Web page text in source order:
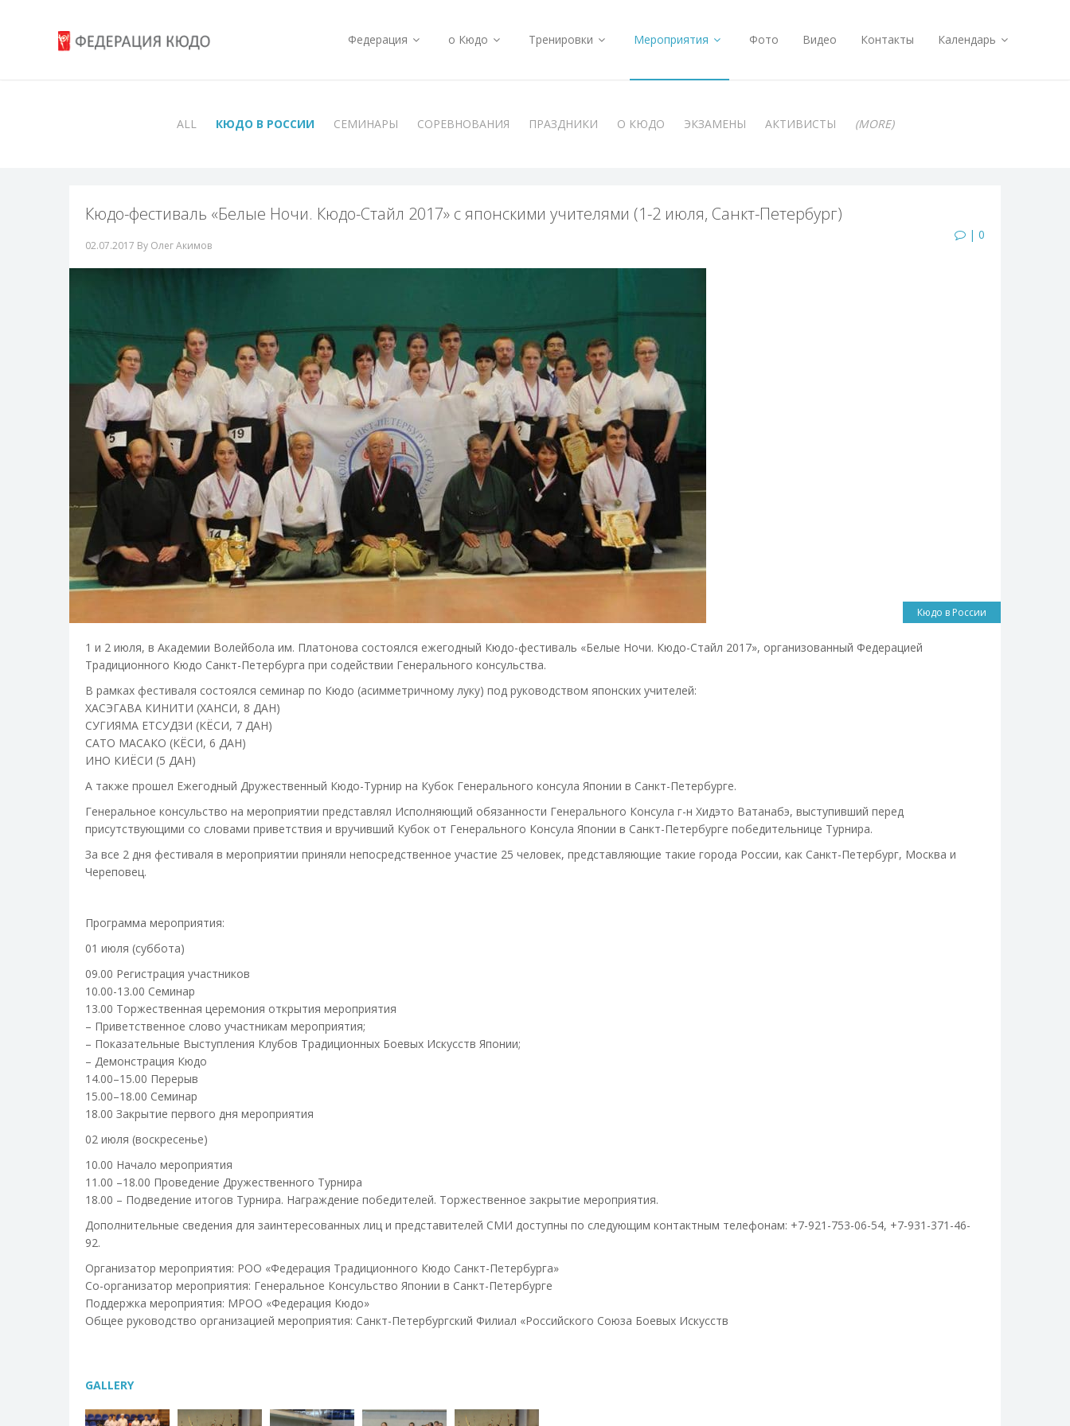
Федерация о Кюдо Тренировки Мероприятия Фото Видео Контакты Календарь
ALL КЮДО В РОССИИ СЕМИНАРЫ СОРЕВНОВАНИЯ ПРАЗДНИКИ О КЮДО ЭКЗАМЕНЫ АКТИВИСТЫ (MORE)
Кюдо-фестиваль «Белые Ночи. Кюдо-Стайл 2017» с японскими учителями (1-2 июля, Санкт-Петербург)
02.07.2017 By Олег Акимов
| 0
Кюдо в России
1 и 2 июля, в Академии Волейбола им. Платонова состоялся ежегодный Кюдо-фестиваль «Белые Ночи. Кюдо-Стайл 2017», организованный Федерацией
Традиционного Кюдо Санкт-Петербурга при содействии Генерального консульства.
В рамках фестиваля состоялся семинар по Кюдо (асимметричному луку) под руководством японских учителей:
ХАСЭГАВА КИНИТИ (ХАНСИ, 8 ДАН)
СУГИЯМА ЕТСУДЗИ (КЁСИ, 7 ДАН)
САТО МАСАКО (КЁСИ, 6 ДАН)
ИНО КИЁСИ (5 ДАН)
А также прошел Ежегодный Дружественный Кюдо-Турнир на Кубок Генерального консула Японии в Санкт-Петербурге.
Генеральное консульство на мероприятии представлял Исполняющий обязанности Генерального Консула г-н Хидэто Ватанабэ, выступивший перед
присутствующими со словами приветствия и вручивший Кубок от Генерального Консула Японии в Санкт-Петербурге победительнице Турнира.
За все 2 дня фестиваля в мероприятии приняли непосредственное участие 25 человек, представляющие такие города России, как Санкт-Петербург, Москва и
Череповец.
Программа мероприятия:
01 июля (суббота)
09.00 Регистрация участников
10.00-13.00 Семинар
13.00 Торжественная церемония открытия мероприятия
– Приветственное слово участникам мероприятия;
– Показательные Выступления Клубов Традиционных Боевых Искусств Японии;
– Демонстрация Кюдо
14.00–15.00 Перерыв
15.00–18.00 Семинар
18.00 Закрытие первого дня мероприятия
02 июля (воскресенье)
10.00 Начало мероприятия
11.00 –18.00 Проведение Дружественного Турнира
18.00 – Подведение итогов Турнира. Награждение победителей. Торжественное закрытие мероприятия.
Дополнительные сведения для заинтересованных лиц и представителей СМИ доступны по следующим контактным телефонам: +7-921-753-06-54, +7-931-371-46-
92.
Организатор мероприятия: РОО «Федерация Традиционного Кюдо Санкт-Петербурга»
Со-организатор мероприятия: Генеральное Консульство Японии в Санкт-Петербурге
Поддержка мероприятия: МРОО «Федерация Кюдо»
Общее руководство организацией мероприятия: Санкт-Петербургский Филиал «Российского Союза Боевых Искусств
GALLERY